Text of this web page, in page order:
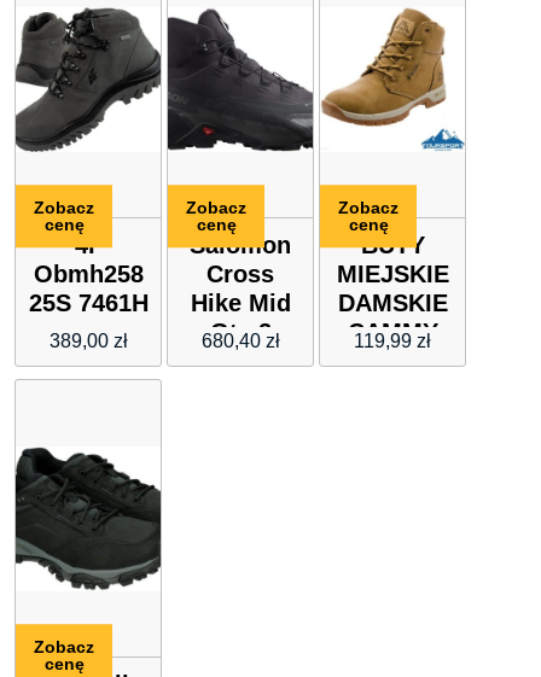
4F
Obmh258
25S 7461H
389,00 zł
Zobacz
cenę
Salomon
Cross
Hike Mid
Gtx 2
GoreTex
680,40 zł
Zobacz
cenę
BUTY
MIEJSKIE
DAMSKIE
CAMMY
KAPPA
119,99 zł
Zobacz
cenę
Zobacz
cenę